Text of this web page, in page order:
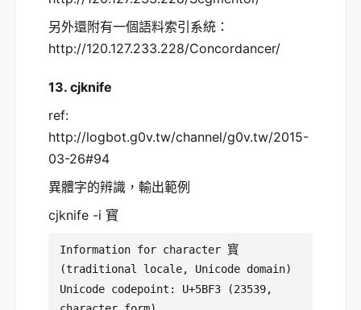
另外還附有一個語料索引系統：
http://120.127.233.228/Concordancer/
13. cjknife
ref:
http://logbot.g0v.tw/channel/g0v.tw/2015-
03-26#94
異體字的辨識，輸出範例
cjknife -i 寳
Information for character 寳
(traditional locale, Unicode domain)
Unicode codepoint: U+5BF3 (23539,